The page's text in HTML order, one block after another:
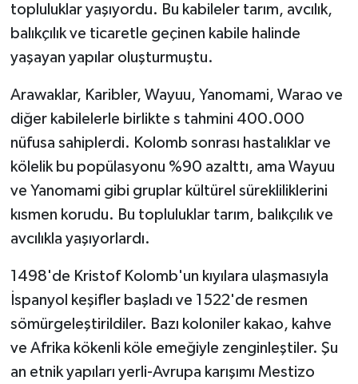
topluluklar yaşıyordu. Bu kabileler tarım, avcılık,
balıkçılık ve ticaretle geçinen kabile halinde
yaşayan yapılar oluşturmuştu.
Arawaklar, Karibler, Wayuu, Yanomami, Warao ve
diğer kabilelerle birlikte s tahmini 400.000
nüfusa sahiplerdi. Kolomb sonrası hastalıklar ve
kölelik bu popülasyonu %90 azalttı, ama Wayuu
ve Yanomami gibi gruplar kültürel sürekliliklerini
kısmen korudu. Bu topluluklar tarım, balıkçılık ve
avcılıkla yaşıyorlardı.
1498'de Kristof Kolomb'un kıyılara ulaşmasıyla
İspanyol keşifler başladı ve 1522'de resmen
sömürgeleştirildiler. Bazı koloniler kakao, kahve
ve Afrika kökenli köle emeğiyle zenginleştiler. Şu
an etnik yapıları yerli-Avrupa karışımı Mestizo